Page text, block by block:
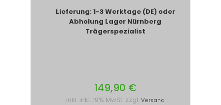
Lieferung: 1-3 Werktage (DE) oder
Abholung Lager Nürnberg
Trägerspezialist
149,90 €
inkl. inkl. 19% MwSt. zzgl. Versand